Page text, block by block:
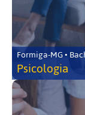
Formiga-MG •
Psicologia